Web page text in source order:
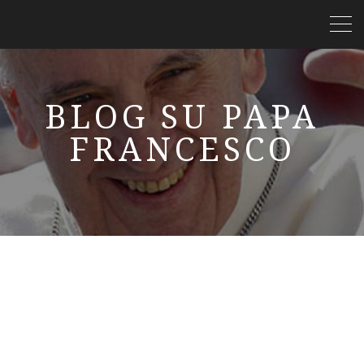
BLOG SU PAPA
FRANCESCO